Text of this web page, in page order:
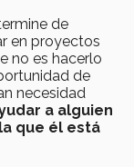
de
en proyectos
no es hacerlo
de
necesidad
a alguien
que él está